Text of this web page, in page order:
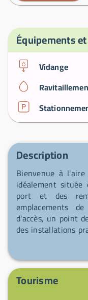
Équipements
Vidange
Description
Bienvenue à l'aire
idéalement
port et des
emplacements
d'accès, un point
des installations
soir, animée le
Tourisme